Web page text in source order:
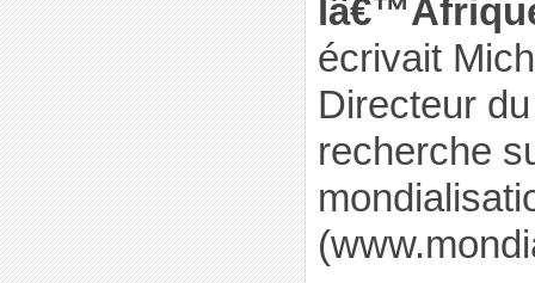
écrivait
Directeur
recherche